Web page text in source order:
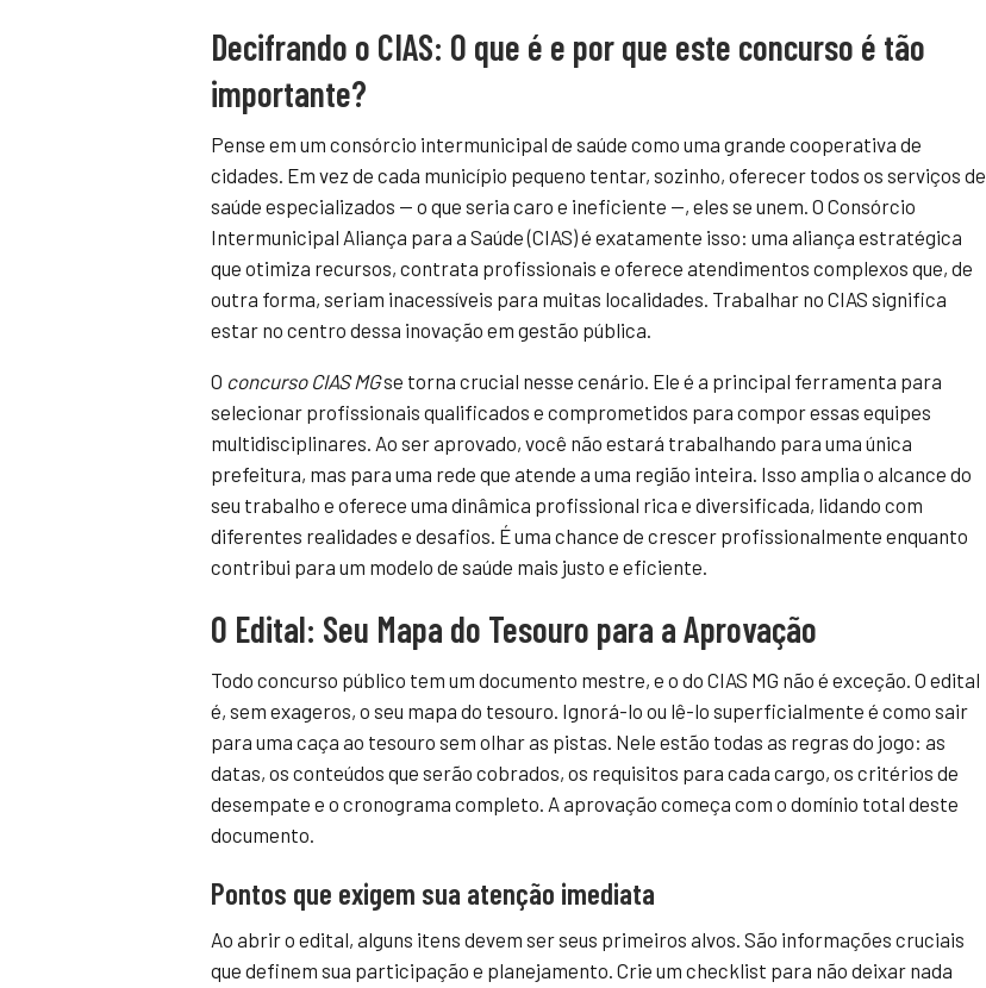
Decifrando o CIAS: O que é e por que este concurso é tão
importante?
Pense em um consórcio intermunicipal de saúde como uma grande cooperativa de
cidades. Em vez de cada município pequeno tentar, sozinho, oferecer todos os serviços de
saúde especializados — o que seria caro e ineficiente —, eles se unem. O Consórcio
Intermunicipal Aliança para a Saúde (CIAS) é exatamente isso: uma aliança estratégica
que otimiza recursos, contrata profissionais e oferece atendimentos complexos que, de
outra forma, seriam inacessíveis para muitas localidades. Trabalhar no CIAS significa
estar no centro dessa inovação em gestão pública.
O concurso CIAS MGse torna crucial nesse cenário. Ele é a principal ferramenta para
selecionar profissionais qualificados e comprometidos para compor essas equipes
multidisciplinares. Ao ser aprovado, você não estará trabalhando para uma única
prefeitura, mas para uma rede que atende a uma região inteira. Isso amplia o alcance do
seu trabalho e oferece uma dinâmica profissional rica e diversificada, lidando com
diferentes realidades e desafios. É uma chance de crescer profissionalmente enquanto
contribui para um modelo de saúde mais justo e eficiente.
O Edital: Seu Mapa do Tesouro para a Aprovação
Todo concurso público tem um documento mestre, e o do CIAS MG não é exceção. O edital
é, sem exageros, o seu mapa do tesouro. Ignorá-lo ou lê-lo superficialmente é como sair
para uma caça ao tesouro sem olhar as pistas. Nele estão todas as regras do jogo: as
datas, os conteúdos que serão cobrados, os requisitos para cada cargo, os critérios de
desempate e o cronograma completo. A aprovação começa com o domínio total deste
documento.
Pontos que exigem sua atenção imediata
Ao abrir o edital, alguns itens devem ser seus primeiros alvos. São informações cruciais
que definem sua participação e planejamento. Crie um checklist para não deixar nada